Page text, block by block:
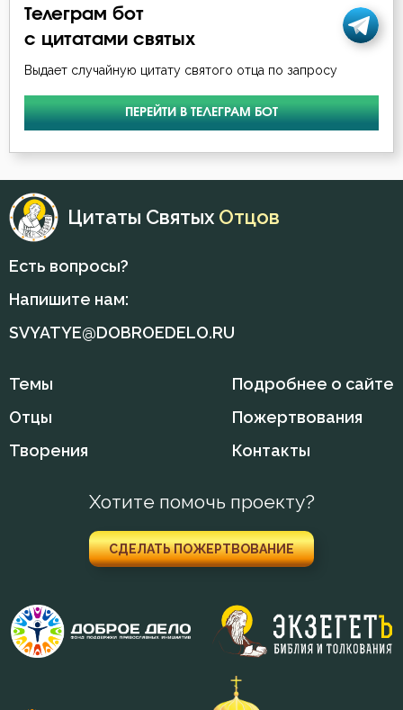
Смерть душевная
Смех
Смирение
Соблазн
Совершенство
Спаситель
Страдание
Страсть
Страх
Телеграм бот
с цитатами святых
Выдает случайную цитату святого отца по запросу
ПЕРЕЙТИ В ТЕЛЕГРАМ БОТ
Цитаты Святых Отцов
Есть вопросы?
Напишите нам:
SVYATYE@DOBROEDELO.RU
Темы
Отцы
Творения
Подробнее о сайте
Пожертвования
Контакты
Хотите помочь проекту?
СДЕЛАТЬ ПОЖЕРТВОВАНИЕ